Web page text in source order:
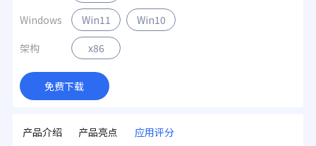
Windows
Win11
Win10
架构
x86
免费下载
产品介绍 产品亮点 应用评分